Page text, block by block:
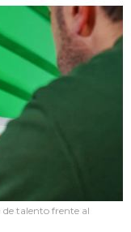
talento frente al